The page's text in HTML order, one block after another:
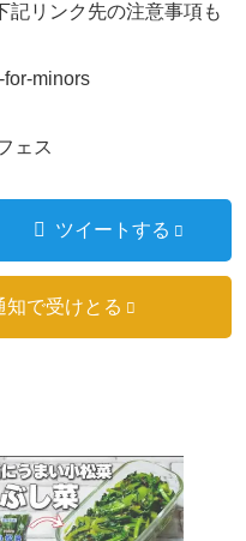
リンク先の注意事項も
for-minors
ェス
ツイートする
知で受けとる